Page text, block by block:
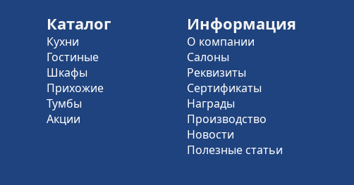
Каталог
Кухни
Гостиные
Шкафы
Прихожие
Тумбы
Акции
Информация
О компании
Салоны
Реквизиты
Сертификаты
Награды
Производство
Новости
Полезные статьи